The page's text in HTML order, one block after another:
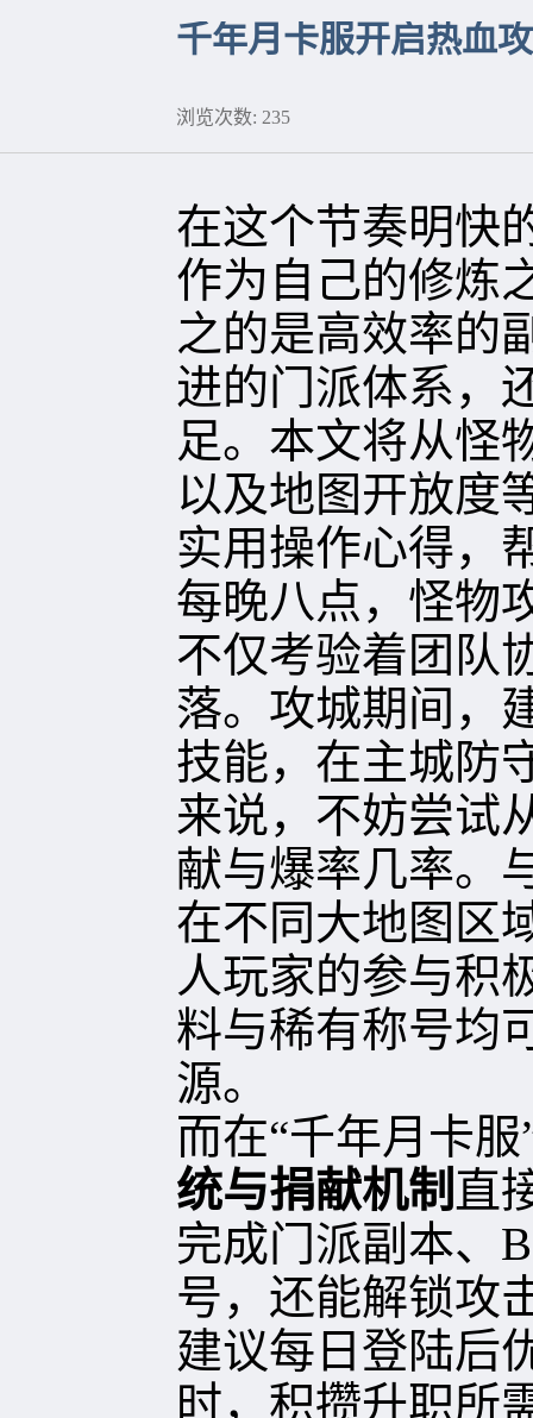
千年月卡服开启热血
浏览次数: 235
在这个节奏明快
作为自己的修炼
之的是高效率的
进的门派体系，
足。本文将从怪
以及地图开放度
实用操作心得，
每晚八点，怪物
不仅考验着团队
落。攻城期间，
技能，在主城防
来说，不妨尝试
献与爆率几率。
在不同大地图区
人玩家的参与积
料与稀有称号均
源。
而在“千年月卡
统与捐献机制 直
完成门派副本、
号，还能解锁攻
建议每日登陆后
时，积攒升职所